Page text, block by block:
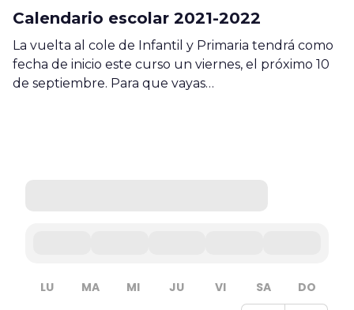
Calendario escolar 2021-2022
La vuelta al cole de Infantil y Primaria tendrá como
fecha de inicio este curso un viernes, el próximo 10
de septiembre. Para que vayas…
LU MA MI JU VI SA DO